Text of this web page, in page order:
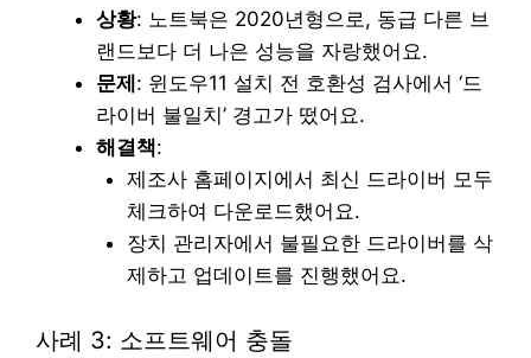
상황: 노트북은 2020년형으로, 동급 다른 브
랜드보다 더 나은 성능을 자랑했어요.
문제: 윈도우11 설치 전 호환성 검사에서 ‘드
라이버 불일치’ 경고가 떴어요.
해결책:
제조사 홈페이지에서 최신 드라이버 모두
체크하여 다운로드했어요.
장치 관리자에서 불필요한 드라이버를 삭
제하고 업데이트를 진행했어요.
사례 3: 소프트웨어 충돌